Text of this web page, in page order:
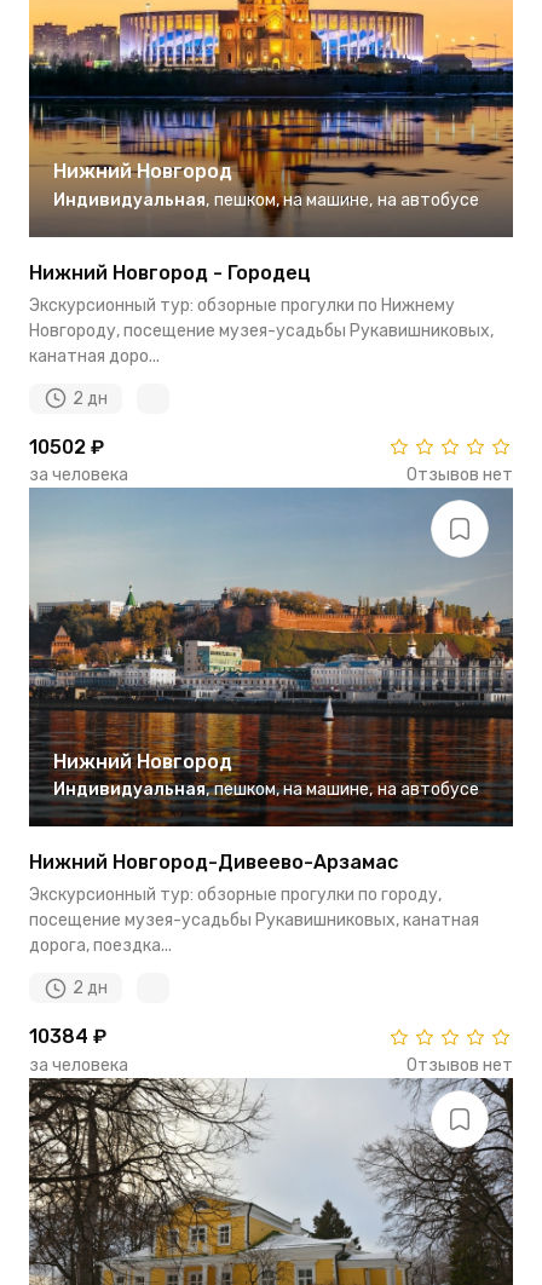
Нижний Новгород
Индивидуальная, пешком, на машине, на автобусе
Нижний Новгород - Городец
Экскурсионный тур: обзорные прогулки по Нижнему
Новгороду, посещение музея-усадьбы Рукавишниковых,
канатная доро...
2 дн
10502 ₽
за человека Отзывов нет
Нижний Новгород
Индивидуальная, пешком, на машине, на автобусе
Нижний Новгород-Дивеево-Арзамас
Экскурсионный тур: обзорные прогулки по городу,
посещение музея-усадьбы Рукавишниковых, канатная
дорога, поездка...
2 дн
10384 ₽
за человека Отзывов нет